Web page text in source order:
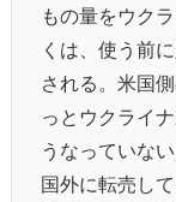
もの量をウク
くは、使う前
される。米国
っとウクライ
うなっていな
国外に転売し